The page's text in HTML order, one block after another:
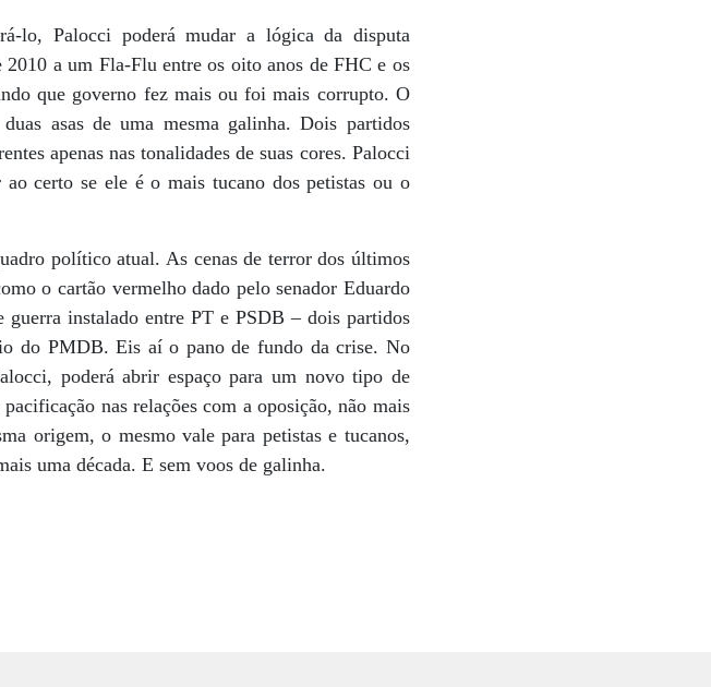
lo, Palocci poderá mudar a lógica da disputa
a um Fla-Flu entre os oito anos de FHC e os
que governo fez mais ou foi mais corrupto. O
asas de uma mesma galinha. Dois partidos
apenas nas tonalidades de suas cores. Palocci
certo se ele é o mais tucano dos petistas ou o
político atual. As cenas de terror dos últimos
o cartão vermelho dado pelo senador Eduardo
guerra instalado entre PT e PSDB – dois partidos
do PMDB. Eis aí o pano de fundo da crise. No
poderá abrir espaço para um novo tipo de
nas relações com a oposição, não mais
origem, o mesmo vale para petistas e tucanos,
uma década. E sem voos de galinha.